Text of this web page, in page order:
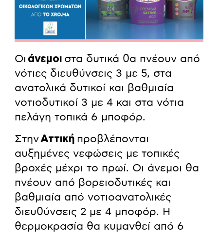
Οι άνεμοι στα δυτικά θα πνέουν από
νότιες διευθύνσεις 3 με 5, στα
ανατολικά δυτικοί και βαθμιαία
νοτιοδυτικοί 3 με 4 και στα νότια
πελάγη τοπικά 6 μποφόρ.
ΣτηνΑττική προβλέπονται
αυξημένες νεφώσεις με τοπικές
βροχές μέχρι το πρωί. Οι άνεμοι θα
πνέουν από βορειοδυτικές και
βαθμιαία από νοτιοανατολικές
διευθύνσεις 2 με 4 μποφόρ. Η
θερμοκρασία θα κυμανθεί από 6